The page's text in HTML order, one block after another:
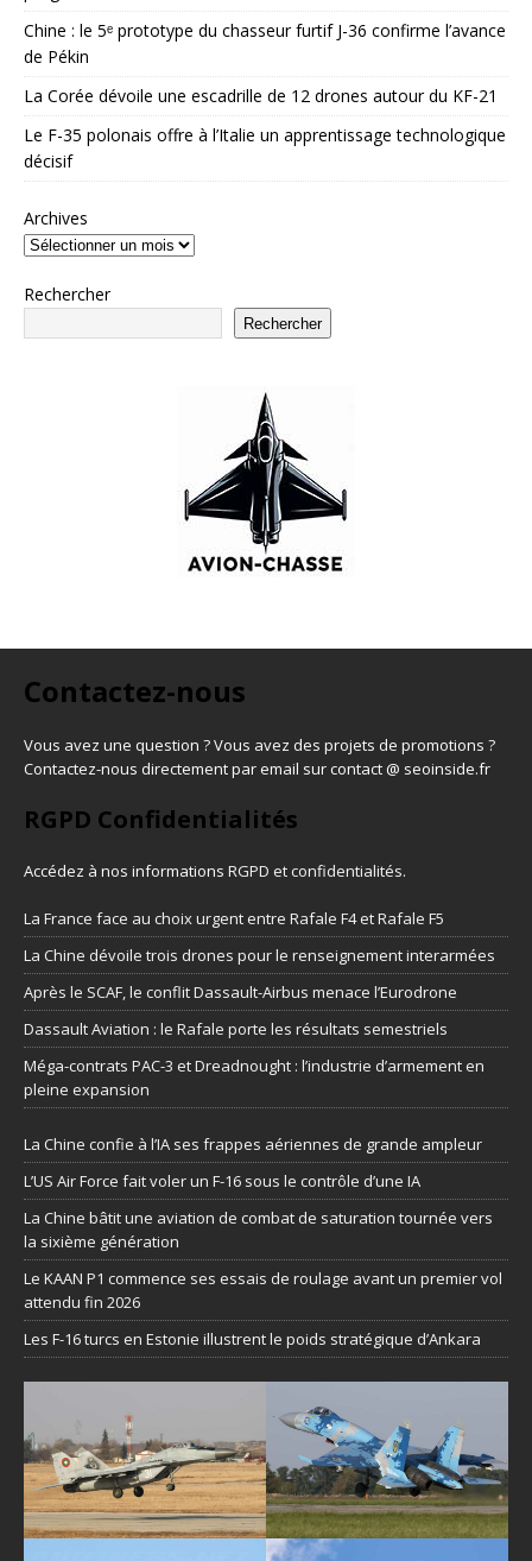
Chine : le 5ᵉ prototype du chasseur furtif J-36 confirme l’avance
de Pékin
La Corée dévoile une escadrille de 12 drones autour du KF-21
Le F-35 polonais offre à l’Italie un apprentissage technologique
décisif
Archives
Rechercher
Rechercher
Contactez-nous
Vous avez une question ? Vous avez des projets de promotions ?
Contactez-nous directement par email sur contact @ seoinside.fr
RGPD Confidentialités
Accédez à nos informations RGPD et confidentialités.
La France face au choix urgent entre Rafale F4 et Rafale F5
La Chine dévoile trois drones pour le renseignement interarmées
Après le SCAF, le conflit Dassault-Airbus menace l’Eurodrone
Dassault Aviation : le Rafale porte les résultats semestriels
Méga-contrats PAC-3 et Dreadnought : l’industrie d’armement en
pleine expansion
La Chine confie à l’IA ses frappes aériennes de grande ampleur
L’US Air Force fait voler un F-16 sous le contrôle d’une IA
La Chine bâtit une aviation de combat de saturation tournée vers
la sixième génération
Le KAAN P1 commence ses essais de roulage avant un premier vol
attendu fin 2026
Les F-16 turcs en Estonie illustrent le poids stratégique d’Ankara